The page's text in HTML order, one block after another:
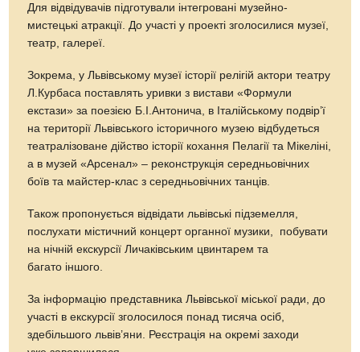
Для відвідувачів підготували інтегровані музейно-
мистецькі атракції. До участі у проекті зголосилися музеї,
театр, галереї.
Зокрема, у Львівському музеї історії релігій актори театру
Л.Курбаса поставлять уривки з вистави «Формули
екстази» за поезією Б.І.Антонича, в Італійському подвір’ї
на території Львівського історичного музею відбудеться
театралізоване дійство історії кохання Пелагії та Мікеліні,
а в музей «Арсенал» – реконструкція середньовічних
боїв та майстер-клас з середньовічних танців.
Також пропонується відвідати львівські підземелля,
послухати містичний концерт органної музики, побувати
на нічній екскурсії Личаківським цвинтарем та
багато іншого.
За інформацію представника Львівської міської ради, до
участі в екскурсії зголосилося понад тисяча осіб,
здебільшого львів’яни. Реєстрація на окремі заходи